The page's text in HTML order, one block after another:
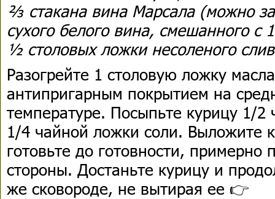
⅔ стакана вина Марсала (можно
сухого белого вина, смешанного с
½ столовых ложки несоленого
Разогрейте 1 столовую ложку
антипригарным покрытием на
температуре. Посыпьте курицу 1/
1/4 чайной ложки соли. Выложите
готовьте до готовности,
стороны. Достаньте курицу и
же сковороде, не вытирая ее 👉